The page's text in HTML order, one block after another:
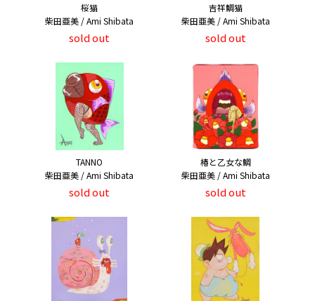
桜猫
柴田亜美 / Ami Shibata
sold out
吉祥鯛猫
柴田亜美 / Ami Shibata
sold out
TANNO
柴田亜美 / Ami Shibata
sold out
椿と乙女な鯛
柴田亜美 / Ami Shibata
sold out